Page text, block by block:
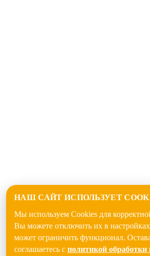
НАШ САЙТ ИСПОЛЬЗУЕТ
Мы используем Cookies для
Вы можете отключить их в настройках
может ограничить функционал.
соглашаетесь с политикой